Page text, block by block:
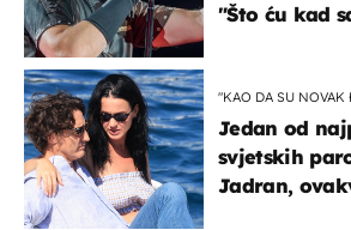
"Što ću kad
"KAO DA SU
Jedan od
svjetskih
Jadran,